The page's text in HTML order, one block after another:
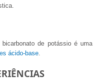
de potássio é uma
ácido-base